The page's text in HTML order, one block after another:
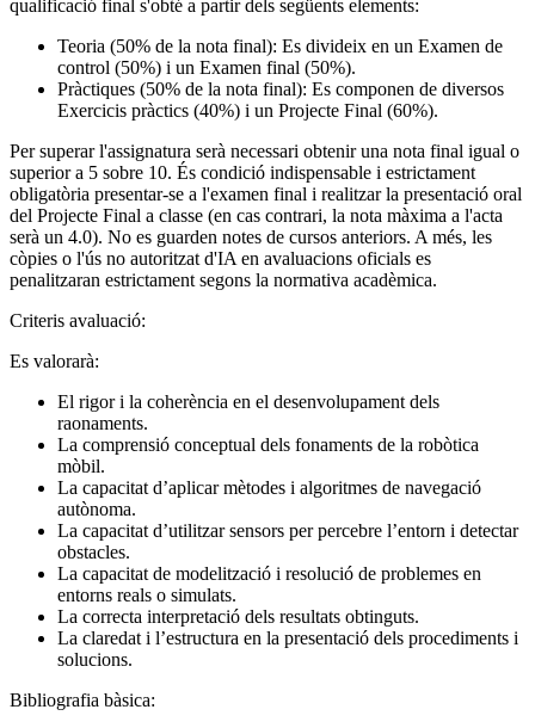
qualificació final s'obté a partir dels següents elements:
Teoria (50% de la nota final): Es divideix en un Examen de
control (50%) i un Examen final (50%).
Pràctiques (50% de la nota final): Es componen de diversos
Exercicis pràctics (40%) i un Projecte Final (60%).
Per superar l'assignatura serà necessari obtenir una nota final igual o
superior a 5 sobre 10. És condició indispensable i estrictament
obligatòria presentar-se a l'examen final i realitzar la presentació oral
del Projecte Final a classe (en cas contrari, la nota màxima a l'acta
serà un 4.0). No es guarden notes de cursos anteriors. A més, les
còpies o l'ús no autoritzat d'IA en avaluacions oficials es
penalitzaran estrictament segons la normativa acadèmica.
Criteris avaluació:
Es valorarà:
El rigor i la coherència en el desenvolupament dels
raonaments.
La comprensió conceptual dels fonaments de la robòtica
mòbil.
La capacitat d’aplicar mètodes i algoritmes de navegació
autònoma.
La capacitat d’utilitzar sensors per percebre l’entorn i detectar
obstacles.
La capacitat de modelització i resolució de problemes en
entorns reals o simulats.
La correcta interpretació dels resultats obtinguts.
La claredat i l’estructura en la presentació dels procediments i
solucions.
Bibliografia bàsica: